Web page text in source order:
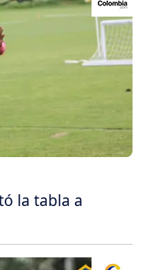
la tabla a